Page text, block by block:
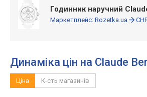
Годинник наручний
Маркетплейс: Rozetka.ua
Динаміка цін на Claude
Ціна К-сть магазинів